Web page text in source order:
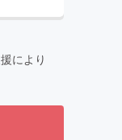
により